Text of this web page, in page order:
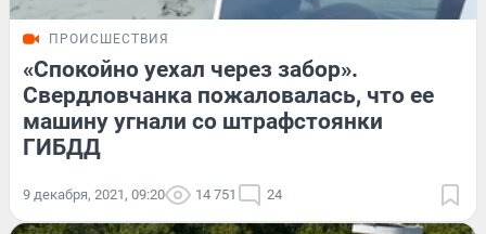
ПРОИСШЕСТВИЯ
«Спокойно уехал через забор».
Свердловчанка пожаловалась, что ее
машину угнали со штрафстоянки
ГИБДД
9 декабря, 2021, 09:20 14 751 24